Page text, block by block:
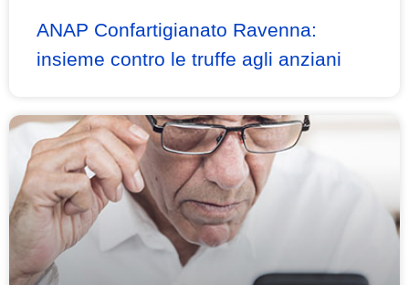
ANAP Confartigianato Ravenna:
insieme contro le truffe agli anziani